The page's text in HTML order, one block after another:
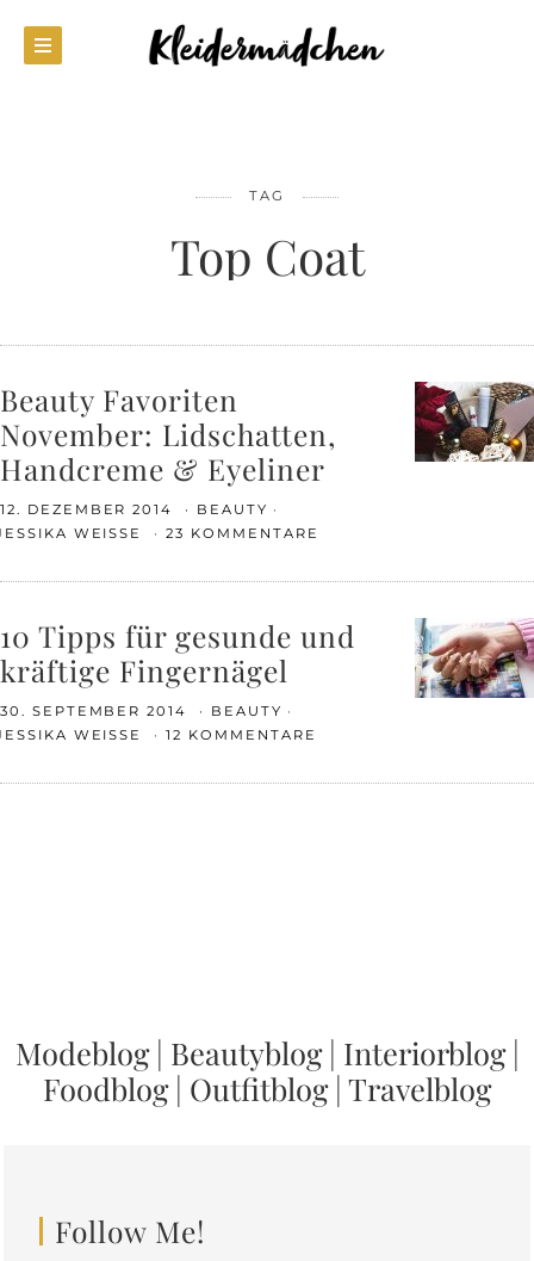
TAG
Top Coat
Beauty Favoriten
November: Lidschatten,
Handcreme & Eyeliner
12. DEZEMBER 2014
BEAUTY
WEISSE
23 KOMMENTARE
10 Tipps für gesunde und
kräftige Fingernägel
30. SEPTEMBER 2014
BEAUTY
WEISSE
12 KOMMENTARE
Modeblog| Beautyblog| Interiorblog|
Foodblog| Outfitblog| Travelblog
Follow Me!